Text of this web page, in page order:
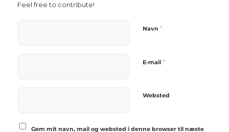
Feel free to contribute!
Navn *
E-mail *
Websted
Gem mit navn, mail og websted i denne browser til næste